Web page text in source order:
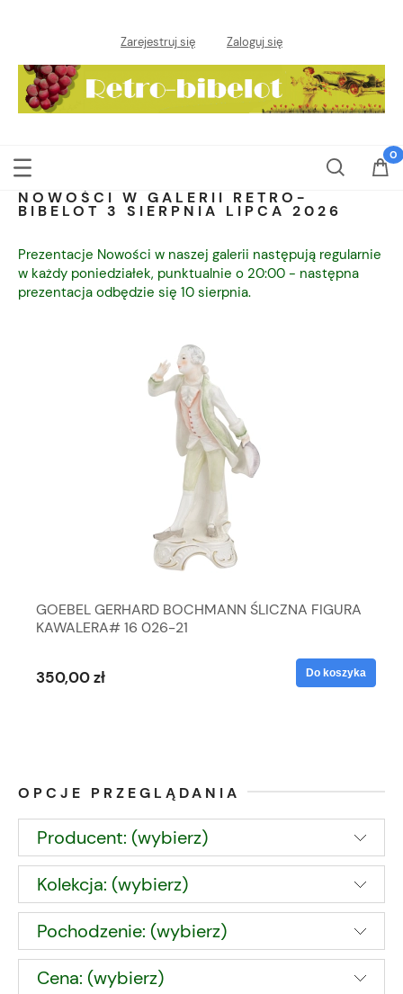
Zarejestruj się Zaloguj się
NOWOŚCI W GALERII RETRO-
BIBELOT 3 SIERPNIA LIPCA 2026
Prezentacje Nowości w naszej galerii następują regularnie
w każdy poniedziałek, punktualnie o 20:00 - następna
prezentacja odbędzie się 10 sierpnia.
GOEBEL GERHARD BOCHMANN ŚLICZNA FIGURA
KAWALERA# 16 026-21
350,00 zł Do koszyka
OPCJE PRZEGLĄDANIA
Producent: (wybierz)
Kolekcja: (wybierz)
Pochodzenie: (wybierz)
Cena: (wybierz)